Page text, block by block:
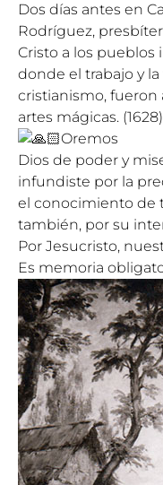
Dos días antes en
Rodríguez,
Cristo a los pueblos
donde el trabajo y
cristianismo, fueron
artes mágicas. (1628)
Oremos
Dios de poder y
infundiste por la
el conocimiento de
también, por su
Por Jesucristo,
Es memoria